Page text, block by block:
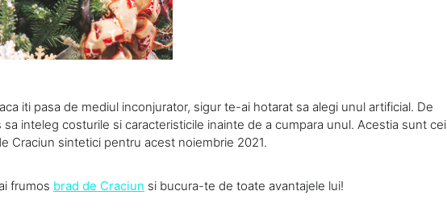
iti pasa de mediul inconjurator, sigur te-ai hotarat sa alegi unul artificial. De
sa inteleg costurile si caracteristicile inainte de a cumpara unul. Acestia sunt cei
Craciun sintetici pentru acest noiembrie 2021.
frumos brad de Craciun si bucura-te de toate avantajele lui!